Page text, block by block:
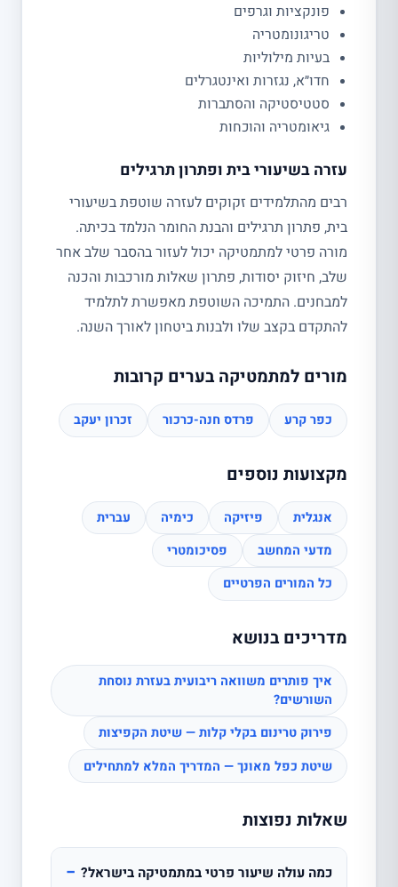
פונקציות וגרפים
טריגונומטריה
בעיות מילוליות
חדו״א, נגזרות ואינטגרלים
סטטיסטיקה והסתברות
גיאומטריה והוכחות
עזרה בשיעורי בית ופתרון תרגילים
רבים מהתלמידים זקוקים לעזרה שוטפת בשיעורי
בית, פתרון תרגילים והבנת החומר הנלמד בכיתה.
מורה פרטי למתמטיקה יכול לעזור בהסבר שלב אחר
שלב, חיזוק יסודות, פתרון שאלות מורכבות והכנה
למבחנים. התמיכה השוטפת מאפשרת לתלמיד
להתקדם בקצב שלו ולבנות ביטחון לאורך השנה.
מורים למתמטיקה בערים קרובות
כפר קרע פרדס חנה-כרכור זכרון יעקב
מקצועות נוספים
אנגלית פיזיקה כימיה
עברית
מדעי המחשב
פסיכומטרי
כל המורים הפרטיים
מדריכים בנושא
איך פותרים משוואה ריבועית בעזרת נוסחת
השורשים?
פירוק טרינום בקלי קלות — שיטת הקפיצות
שיטת כפל מאונך — המדריך המלא למתחילים
שאלות נפוצות
כמה עולה שיעור פרטי במתמטיקה בישראל? −